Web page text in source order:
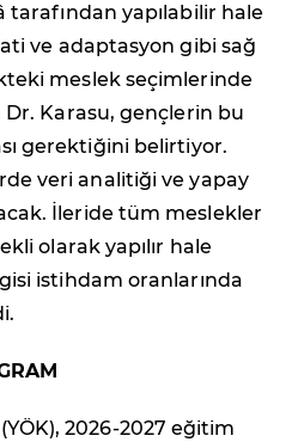
yapılabilir hale
ve adaptasyon gibi sağ
meslek seçimlerinde
Karasu, gençlerin bu
gerektiğini belirtiyor.
veri analitiği ve yapay
İleride tüm meslekler
olarak yapılır hale
istihdam oranlarında
2026-2027 eğitim